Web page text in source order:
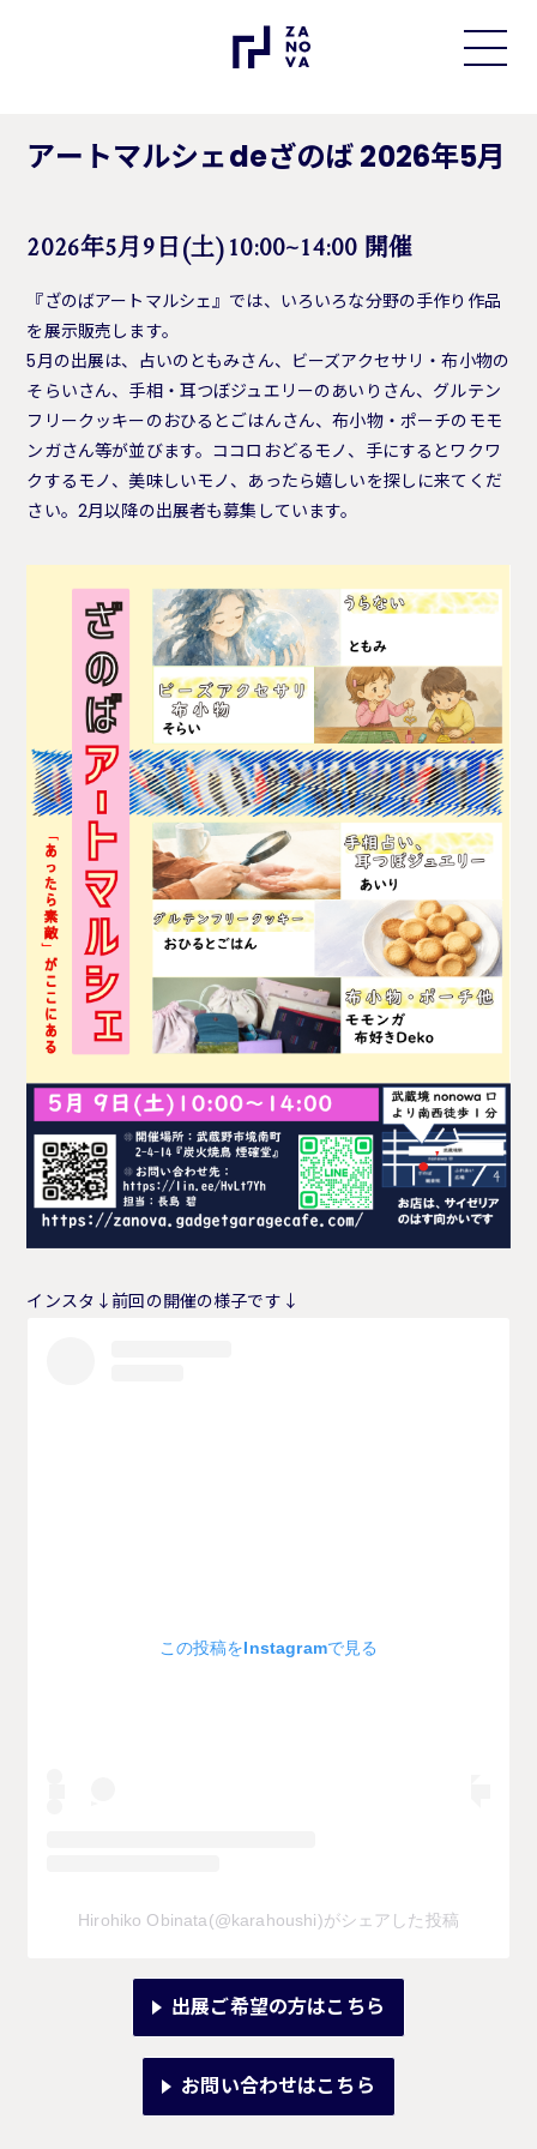
アートマルシェdeざのば 2026年5月
2026年5月9日(土)10:00~14:00 開催
『ざのばアートマルシェ』では、いろいろな分野の手作り作品
を展示販売します。
5月の出展は、占いのともみさん、ビーズアクセサリ・布小物の
そらいさん、手相・耳つぼジュエリーのあいりさん、グルテン
フリークッキーのおひるとごはんさん、布小物・ポーチのモモ
ンガさん等が並びます。ココロおどるモノ、手にするとワクワ
クするモノ、美味しいモノ、あったら嬉しいを探しに来てくだ
さい。2月以降の出展者も募集しています。
インスタ↓前回の開催の様子です↓
この投稿をInstagramで見る
Hirohiko Obinata(@karahoushi)がシェアした投稿
出展ご希望の方はこちら
お問い合わせはこちら